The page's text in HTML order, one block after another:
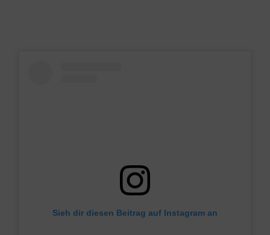
Sieh dir diesen Beitrag auf Instagram an